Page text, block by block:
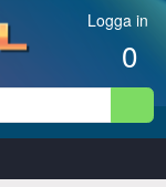
Logga in
0